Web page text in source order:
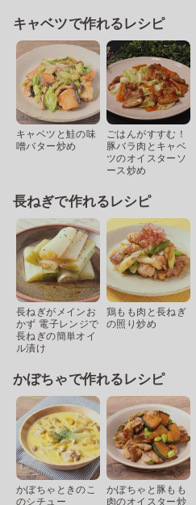
キャベツで作れるレシピ
キャベツと鮭の味
噌バター炒め
ごはんがすすむ！
豚バラ肉とキャベ
ツのオイスターソ
ース炒め
長ねぎで作れるレシピ
長ねぎがメインお
かず 電子レンジで
長ねぎの簡単オイ
ル漬け
鶏もも肉と長ねぎ
の照り炒め
かぼちゃで作れるレシピ
かぼちゃときのこ
のシチュー
かぼちゃと豚もも
肉のオイスター炒